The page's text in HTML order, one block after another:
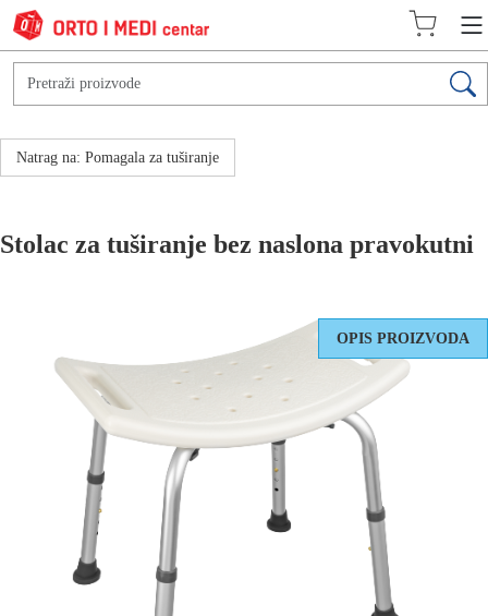
Natrag na: Pomagala za tuširanje
Stolac za tuširanje bez naslona pravokutni
OPIS PROIZVODA